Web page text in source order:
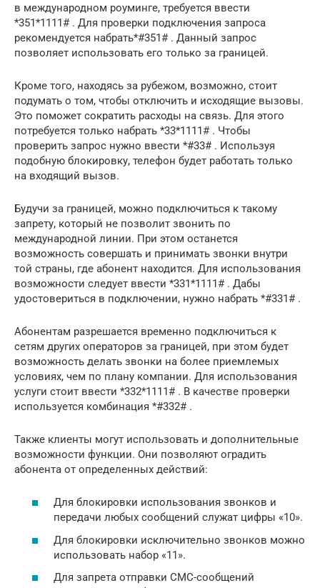
в международном роуминге, требуется ввести
*351*1111# . Для проверки подключения запроса
рекомендуется набрать*#351# . Данный запрос
позволяет использовать его только за границей.
Кроме того, находясь за рубежом, возможно, стоит
подумать о том, чтобы отключить и исходящие вызовы.
Это поможет сократить расходы на связь. Для этого
потребуется только набрать *33*1111# . Чтобы
проверить запрос нужно ввести *#33# . Используя
подобную блокировку, телефон будет работать только
на входящий вызов.
Будучи за границей, можно подключиться к такому
запрету, который не позволит звонить по
международной линии. При этом останется
возможность совершать и принимать звонки внутри
той страны, где абонент находится. Для использования
возможности следует ввести *331*1111# . Дабы
удостовериться в подключении, нужно набрать *#331# .
Абонентам разрешается временно подключиться к
сетям других операторов за границей, при этом будет
возможность делать звонки на более приемлемых
условиях, чем по плану компании. Для использования
услуги стоит ввести *332*1111# . В качестве проверки
используется комбинация *#332# .
Также клиенты могут использовать и дополнительные
возможности функции. Они позволяют оградить
абонента от определенных действий:
Для блокировки использования звонков и
передачи любых сообщений служат цифры «10».
Для блокировки исключительно звонков можно
использовать набор «11».
Для запрета отправки СМС-сообщений